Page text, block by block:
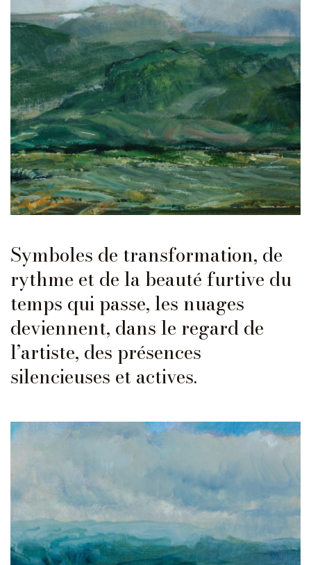
Symboles de transformation, de
rythme et de la beauté furtive du
temps qui passe, les nuages
deviennent, dans le regard de
l’artiste, des présences
silencieuses et actives.